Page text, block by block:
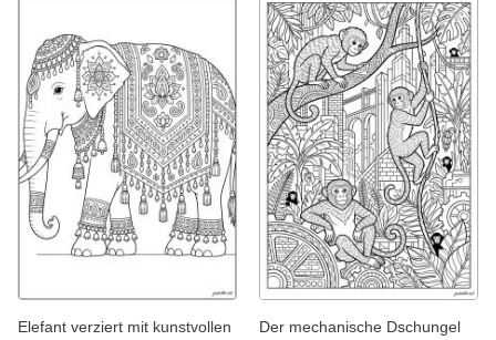
Elefant verziert mit kunstvollen
Der mechanische Dschungel